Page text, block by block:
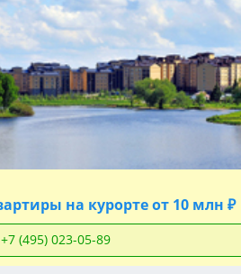
на курорте от 10 млн ₽
+7 (495) 023-05-89